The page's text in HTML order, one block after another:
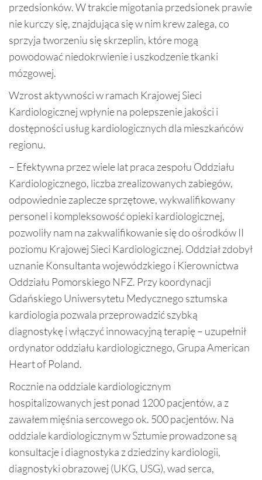
przedsionków. W trakcie migotania przedsionek prawie
nie kurczy się, znajdująca się w nim krew zalega, co
sprzyja tworzeniu się skrzeplin, które mogą
powodować niedokrwienie i uszkodzenie tkanki
mózgowej.
Wzrost aktywności w ramach Krajowej Sieci
Kardiologicznej wpłynie na polepszenie jakości i
dostępności usług kardiologicznych dla mieszkańców
regionu.
– Efektywna przez wiele lat praca zespołu Oddziału
Kardiologicznego, liczba zrealizowanych zabiegów,
odpowiednie zaplecze sprzętowe, wykwalifikowany
personel i kompleksowość opieki kardiologicznej,
pozwoliły nam na zakwalifikowanie się do ośrodków II
poziomu Krajowej Sieci Kardiologicznej. Oddział zdobył
uznanie Konsultanta wojewódzkiego i Kierownictwa
Oddziału Pomorskiego NFZ. Przy koordynacji
Gdańskiego Uniwersytetu Medycznego sztumska
kardiologia pozwala przeprowadzić szybką
diagnostykę i włączyć innowacyjną terapię – uzupełnił
ordynator oddziału kardiologicznego, Grupa American
Heart of Poland.
Rocznie na oddziale kardiologicznym
hospitalizowanych jest ponad 1200 pacjentów, a z
zawałem mięśnia sercowego ok. 500 pacjentów. Na
oddziale kardiologicznym w Sztumie prowadzone są
konsultacje i diagnostyka z dziedziny kardiologii,
diagnostyki obrazowej (UKG, USG), wad serca,